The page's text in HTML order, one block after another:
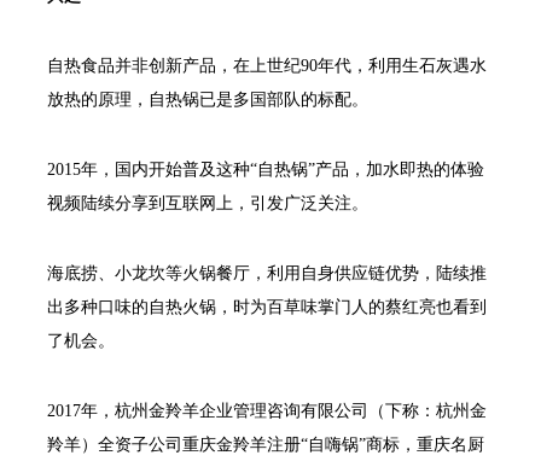
自热食品并非创新产品，在上世纪90年代，利用生石灰遇水
放热的原理，自热锅已是多国部队的标配。
2015年，国内开始普及这种“自热锅”产品，加水即热的体验
视频陆续分享到互联网上，引发广泛关注。
海底捞、小龙坎等火锅餐厅，利用自身供应链优势，陆续推
出多种口味的自热火锅，时为百草味掌门人的蔡红亮也看到
了机会。
2017年，杭州金羚羊企业管理咨询有限公司（下称：杭州金
羚羊）全资子公司重庆金羚羊注册“自嗨锅”商标，重庆名厨